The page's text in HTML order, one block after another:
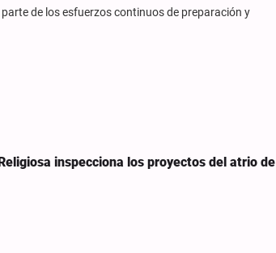
de los esfuerzos continuos de preparación y
inspecciona los proyectos del atrio de